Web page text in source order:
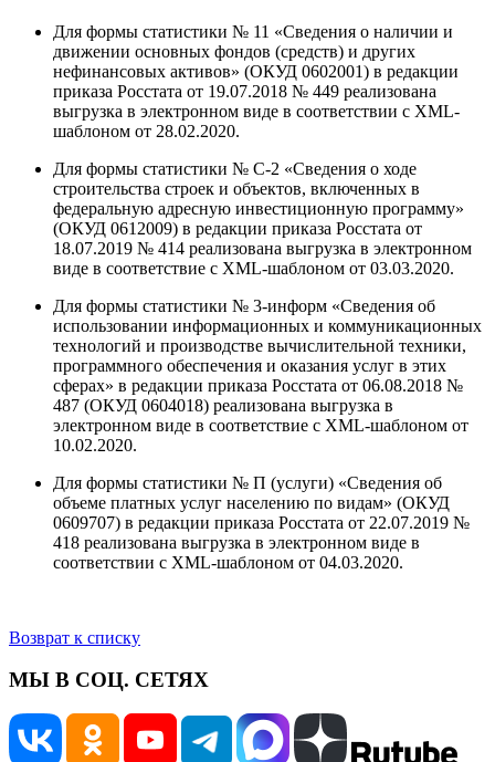
Для формы статистики № 11 «Сведения о наличии и
движении основных фондов (средств) и других
нефинансовых активов» (ОКУД 0602001) в редакции
приказа Росстата от 19.07.2018 № 449 реализована
выгрузка в электронном виде в соответствии с XML-
шаблоном от 28.02.2020.
Для формы статистики № С-2 «Сведения о ходе
строительства строек и объектов, включенных в
федеральную адресную инвестиционную программу»
(ОКУД 0612009) в редакции приказа Росстата от
18.07.2019 № 414 реализована выгрузка в электронном
виде в соответствие с XML-шаблоном от 03.03.2020.
Для формы статистики № 3-информ «Сведения об
использовании информационных и коммуникационных
технологий и производстве вычислительной техники,
программного обеспечения и оказания услуг в этих
сферах» в редакции приказа Росстата от 06.08.2018 №
487 (ОКУД 0604018) реализована выгрузка в
электронном виде в соответствие с XML-шаблоном от
10.02.2020.
Для формы статистики № П (услуги) «Сведения об
объеме платных услуг населению по видам» (ОКУД
0609707) в редакции приказа Росстата от 22.07.2019 №
418 реализована выгрузка в электронном виде в
соответствии с XML-шаблоном от 04.03.2020.
Возврат к списку
МЫ В СОЦ. СЕТЯХ